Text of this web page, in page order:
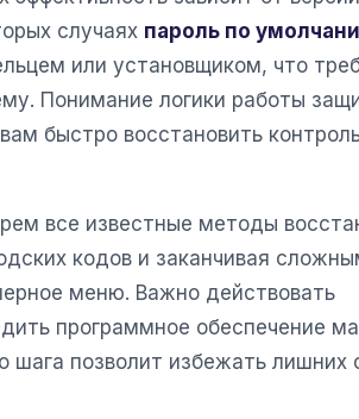
случаях пароль по
или установщиком, что
Понимание логики работы
быстро восстановить
все известные методы
кодов и заканчивая
меню. Важно действовать
программное обеспечение
шага позволит избежать лишних